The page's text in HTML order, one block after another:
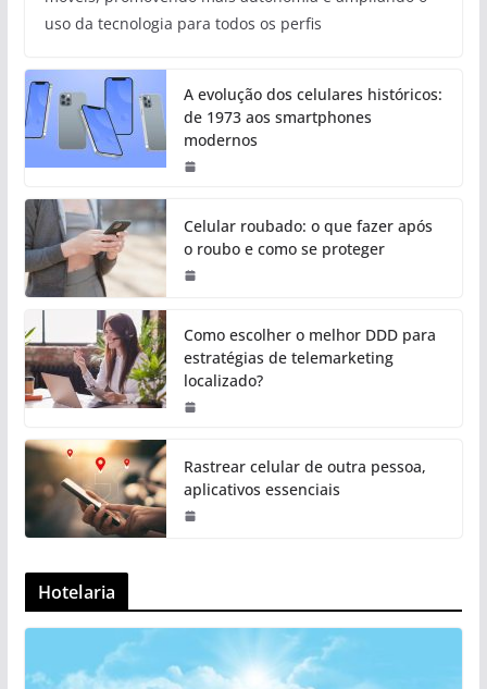
uso da tecnologia para todos os perfis
A evolução dos celulares históricos:
de 1973 aos smartphones
modernos
Celular roubado: o que fazer após
o roubo e como se proteger
Como escolher o melhor DDD para
estratégias de telemarketing
localizado?
Rastrear celular de outra pessoa,
aplicativos essenciais
Hotelaria